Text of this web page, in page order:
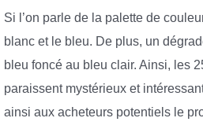
Si l’on parle de la palette de
blanc et le bleu. De plus, un
bleu foncé au bleu clair. Ainsi, les
paraissent mystérieux et
ainsi aux acheteurs potentiels le